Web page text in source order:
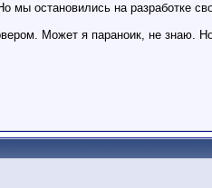
остановились на разработке
Может я параноик, не